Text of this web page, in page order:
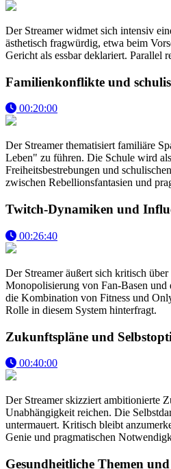
Der Streamer widmet sich intensiv
ästhetisch fragwürdig, etwa beim
Gericht als essbar deklariert. Parallel
Familienkonflikte und
00:20:00
Der Streamer thematisiert familiäre
Leben" zu führen. Die Schule wird
Freiheitsbestrebungen und
zwischen Rebellionsfantasien und
Twitch-Dynamiken und
00:26:40
Der Streamer äußert sich kritisch
Monopolisierung von Fan-Basen und
die Kombination von Fitness und
Rolle in diesem System hinterfragt.
Zukunftspläne und
00:40:00
Der Streamer skizziert ambitionierte
Unabhängigkeit reichen. Die
untermauert. Kritisch bleibt
Genie und pragmatischen
Gesundheitliche Themen